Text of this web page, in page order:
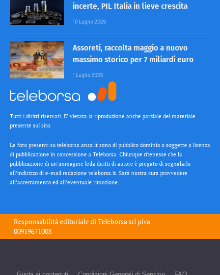
incerte, PIL Italia in lieve crescita
10 Luglio 2026
Assoreti, raccolta maggio a nuovo
massimo storico per 7 miliardi euro
1 Luglio 2026
Tutti i diritti riservati. E’ vietata la riproduzione anche parziale del materiale
presente sul sito.
Le foto presenti su teleborsa.ansa.it sono di pubblico dominio o soggette a licenza
di pubblicazione in concessione a Teleborsa. Chiunque ritenesse che la
pubblicazione di un’immagine leda diritti di autore è pregato di segnalarlo
all’indirizzo di e-mail redazione teleborsa.it. Sarà nostra cura provvedere
all’accertamento ed all’eventuale rimozione.
Responsabilità editoriale diTeleborsa srl piva
00919671008